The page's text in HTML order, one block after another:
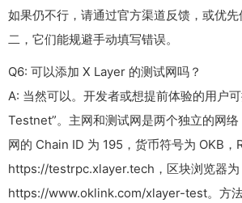
如果仍不行，请通过官方渠道反馈，或优
二，它们能规避手动填写错误。
Q6: 可以添加 X Layer 的测试网吗？
A: 当然可以。开发者或想提前体验的用户
Testnet”。主网和测试网是两个独立的网
网的 Chain ID 为 195 ，货币符号为 OKB
https://testrpc.xlayer.tech ，区块浏览器为
https://www.oklink.com/xlayer-test。方